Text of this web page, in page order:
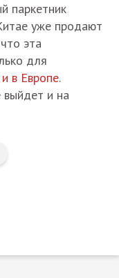
паркетник
уже продают
эта
для
в Европе.
и на